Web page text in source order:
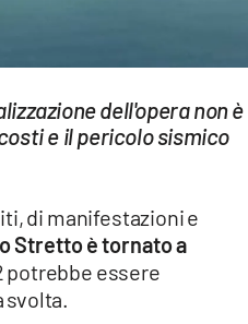
dell'opera non è
e il pericolo sismico
di manifestazioni e
Stretto è tornato a
potrebbe essere